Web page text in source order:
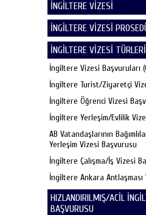
İNGİLTERE VİZESİ
İNGİLTERE VİZESİ
İNGİLTERE VİZESİ TÜRLERİ
İngiltere Vizesi Başvuruları
İngiltere Turist/Ziyaretçi
İngiltere Öğrenci Vizesi
İngiltere Yerleşim/Evlilik
AB Vatandaşlarının
Yerleşim Vizesi Başvurusu
İngiltere Çalışma/İş Vizesi
İngiltere Ankara Antlaşması
HIZLANDIRILMIŞ/ACİL
BAŞVURUSU